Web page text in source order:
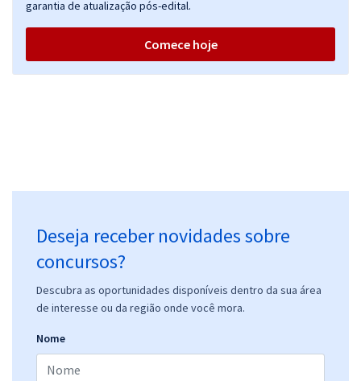
garantia de atualização pós-edital.
Comece hoje
Deseja receber novidades sobre
concursos?
Descubra as oportunidades disponíveis dentro da sua área
de interesse ou da região onde você mora.
Nome